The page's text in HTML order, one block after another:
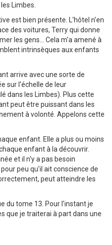
Limbes.
est bien présente. L'hôtel n'en
des voitures, Terry qui donne
les gens... Cela m'a amené à
intrinsèques aux enfants
arrive avec une sorte de
sur l'échelle de leur
dans les Limbes). Plus cette
peut être puissant dans les
à volonté. Appelons cette
enfant. Elle a plus ou moins
enfant à la découvrir.
et il n'y a pas besoin
peu qu'il ait conscience de
peut atteindre les
du tome 13. Pour l'instant je
que je traiterai à part dans une